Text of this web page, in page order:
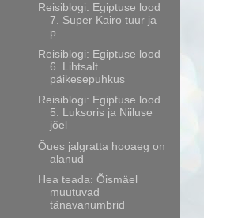
Reisiblogi: Egiptuse lood
7. Super Kairo tuur ja
p...
Reisiblogi: Egiptuse lood
6. Lihtsalt
päikesepuhkus
Reisiblogi: Egiptuse lood
5. Luksoris ja Niiluse
jõel
Õues jalgratta hooaeg on
alanud
Hea teada: Õismäel
muutuvad
tänavanumbrid